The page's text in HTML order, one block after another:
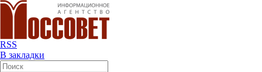
RSS
В закладки